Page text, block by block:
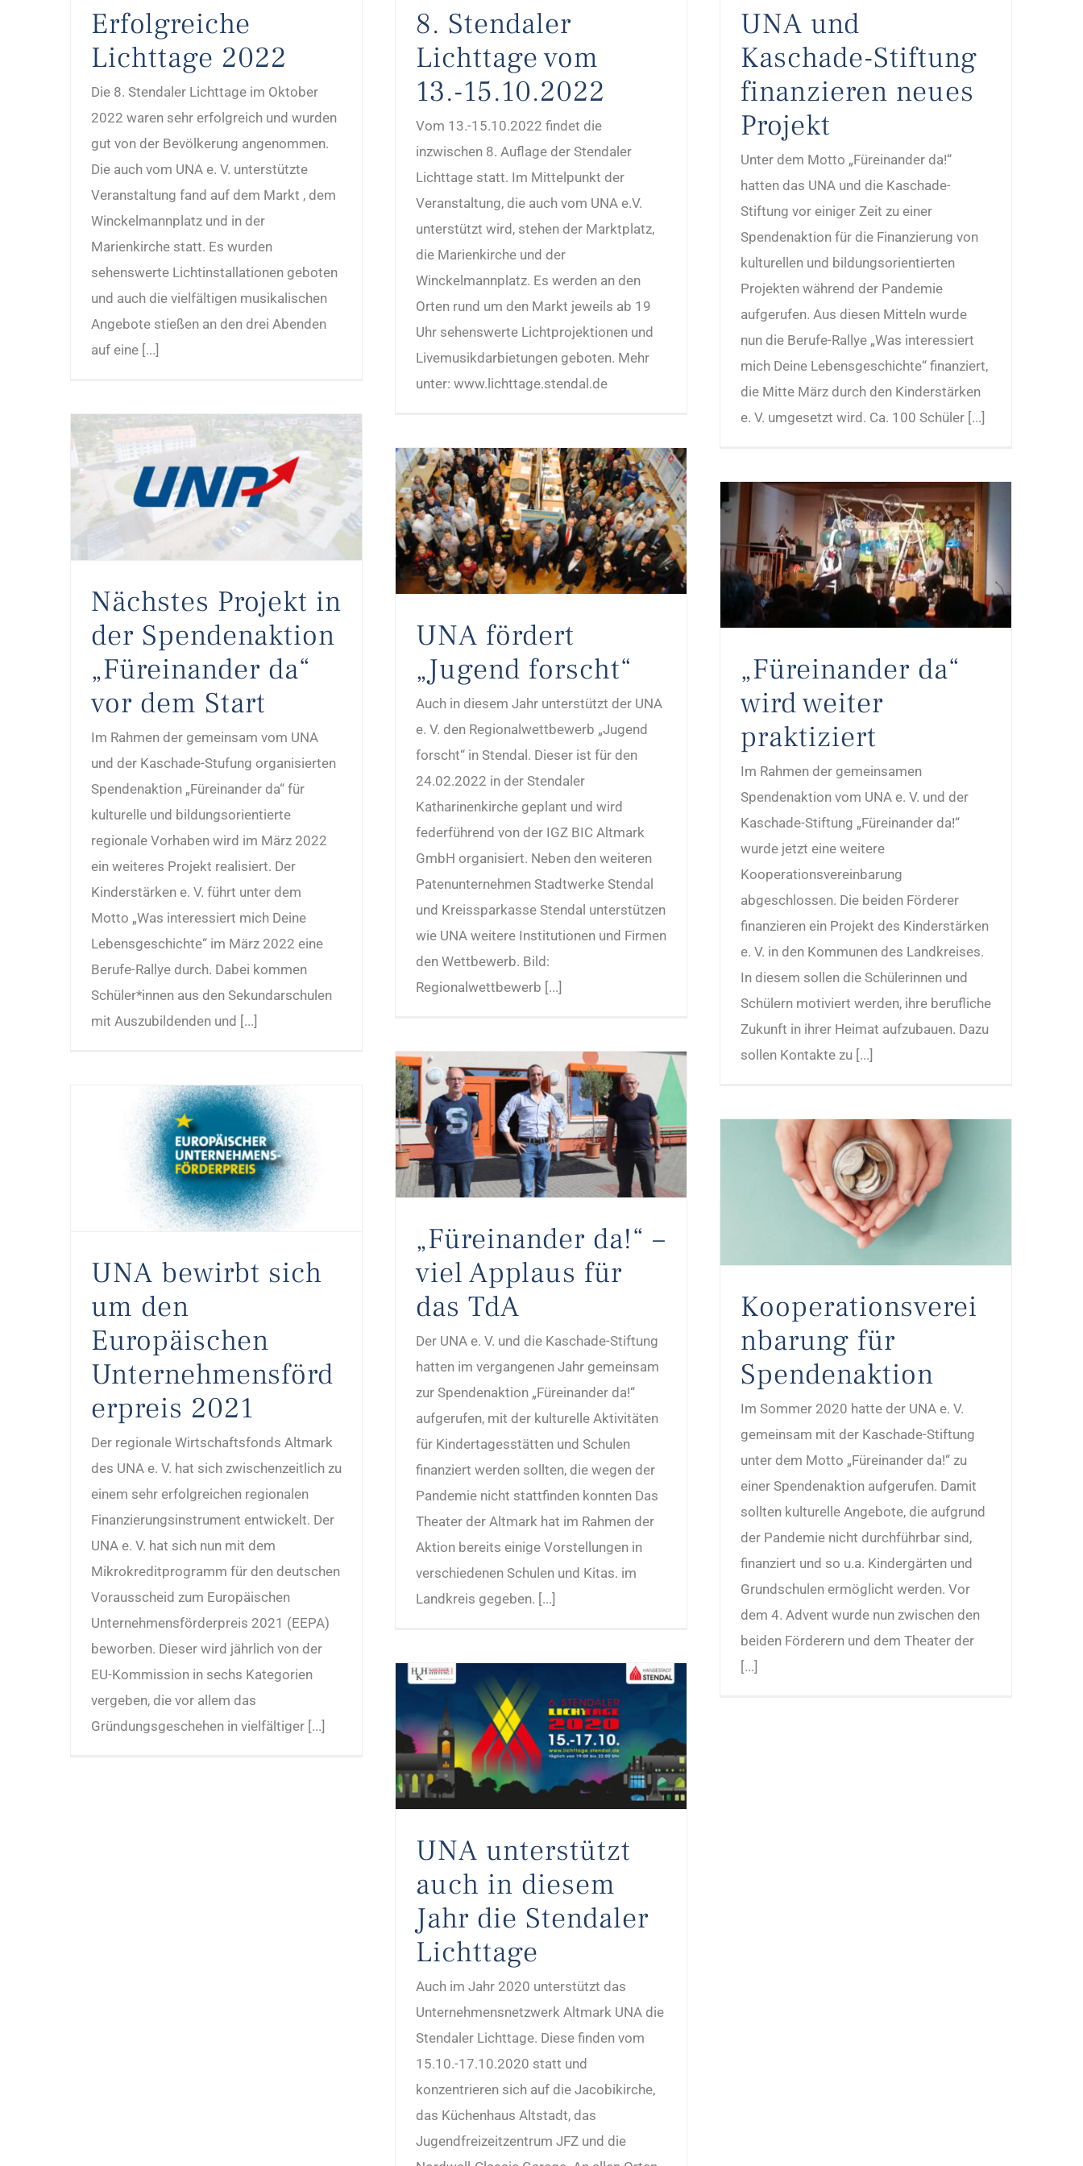
Erfolgreiche
Lichttage 2022
Die 8. Stendaler Lichttage im Oktober
2022 waren sehr erfolgreich und wurden
gut von der Bevölkerung angenommen.
Die auch vom UNA e. V. unterstützte
Veranstaltung fand auf dem Markt , dem
Winckelmannplatz und in der
Marienkirche statt. Es wurden
sehenswerte Lichtinstallationen geboten
und auch die vielfältigen musikalischen
Angebote stießen an den drei Abenden
auf eine [...]
8. Stendaler
Lichttage vom
13.-15.10.2022
Vom 13.-15.10.2022 findet die
inzwischen 8. Auflage der Stendaler
Lichttage statt. Im Mittelpunkt der
Veranstaltung, die auch vom UNA e.V.
unterstützt wird, stehen der Marktplatz,
die Marienkirche und der
Winckelmannplatz. Es werden an den
Orten rund um den Markt jeweils ab 19
Uhr sehenswerte Lichtprojektionen und
Livemusikdarbietungen geboten. Mehr
unter: www.lichttage.stendal.de
UNA und
Kaschade-Stiftung
finanzieren neues
Projekt
Unter dem Motto „Füreinander da!“
hatten das UNA und die Kaschade-
Stiftung vor einiger Zeit zu einer
Spendenaktion für die Finanzierung von
kulturellen und bildungsorientierten
Projekten während der Pandemie
aufgerufen. Aus diesen Mitteln wurde
nun die Berufe-Rallye „Was interessiert
mich Deine Lebensgeschichte“ finanziert,
die Mitte März durch den Kinderstärken
e. V. umgesetzt wird. Ca. 100 Schüler [...]
Nächstes Projekt in
der Spendenaktion
„Füreinander da“
vor dem Start
Im Rahmen der gemeinsam vom UNA
und der Kaschade-Stufung organisierten
Spendenaktion „Füreinander da“ für
kulturelle und bildungsorientierte
regionale Vorhaben wird im März 2022
ein weiteres Projekt realisiert. Der
Kinderstärken e. V. führt unter dem
Motto „Was interessiert mich Deine
Lebensgeschichte“ im März 2022 eine
Berufe-Rallye durch. Dabei kommen
Schüler*innen aus den Sekundarschulen
mit Auszubildenden und [...]
UNA fördert
„Jugend forscht“
Auch in diesem Jahr unterstützt der UNA
e. V. den Regionalwettbewerb „Jugend
forscht“ in Stendal. Dieser ist für den
24.02.2022 in der Stendaler
Katharinenkirche geplant und wird
federführend von der IGZ BIC Altmark
GmbH organisiert. Neben den weiteren
Patenunternehmen Stadtwerke Stendal
und Kreissparkasse Stendal unterstützen
wie UNA weitere Institutionen und Firmen
den Wettbewerb. Bild:
Regionalwettbewerb [...]
„Füreinander da“
wird weiter
praktiziert
Im Rahmen der gemeinsamen
Spendenaktion vom UNA e. V. und der
Kaschade-Stiftung „Füreinander da!“
wurde jetzt eine weitere
Kooperationsvereinbarung
abgeschlossen. Die beiden Förderer
finanzieren ein Projekt des Kinderstärken
e. V. in den Kommunen des Landkreises.
In diesem sollen die Schülerinnen und
Schülern motiviert werden, ihre berufliche
Zukunft in ihrer Heimat aufzubauen. Dazu
sollen Kontakte zu [...]
„Füreinander da!“ –
viel Applaus für
das TdA
Der UNA e. V. und die Kaschade-Stiftung
hatten im vergangenen Jahr gemeinsam
zur Spendenaktion „Füreinander da!“
aufgerufen, mit der kulturelle Aktivitäten
für Kindertagesstätten und Schulen
finanziert werden sollten, die wegen der
Pandemie nicht stattfinden konnten Das
Theater der Altmark hat im Rahmen der
Aktion bereits einige Vorstellungen in
verschiedenen Schulen und Kitas. im
Landkreis gegeben. [...]
UNA bewirbt sich
um den
Europäischen
Unternehmensförd
erpreis 2021
Der regionale Wirtschaftsfonds Altmark
des UNA e. V. hat sich zwischenzeitlich zu
einem sehr erfolgreichen regionalen
Finanzierungsinstrument entwickelt. Der
UNA e. V. hat sich nun mit dem
Mikrokreditprogramm für den deutschen
Vorausscheid zum Europäischen
Unternehmensförderpreis 2021 (EEPA)
beworben. Dieser wird jährlich von der
EU-Kommission in sechs Kategorien
vergeben, die vor allem das
Gründungsgeschehen in vielfältiger [...]
Kooperationsverei
nbarung für
Spendenaktion
Im Sommer 2020 hatte der UNA e. V.
gemeinsam mit der Kaschade-Stiftung
unter dem Motto „Füreinander da!“ zu
einer Spendenaktion aufgerufen. Damit
sollten kulturelle Angebote, die aufgrund
der Pandemie nicht durchführbar sind,
finanziert und so u.a. Kindergärten und
Grundschulen ermöglicht werden. Vor
dem 4. Advent wurde nun zwischen den
beiden Förderern und dem Theater der
[...]
UNA unterstützt
auch in diesem
Jahr die Stendaler
Lichttage
Auch im Jahr 2020 unterstützt das
Unternehmensnetzwerk Altmark UNA die
Stendaler Lichttage. Diese finden vom
15.10.-17.10.2020 statt und
konzentrieren sich auf die Jacobikirche,
das Küchenhaus Altstadt, das
Jugendfreizeitzentrum JFZ und die